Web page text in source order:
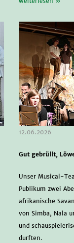
12.06.2026
Gut gebrüllt,
Unser Musical-
Publikum zwei
afrikanische
von Simba, Nala
und
durften.